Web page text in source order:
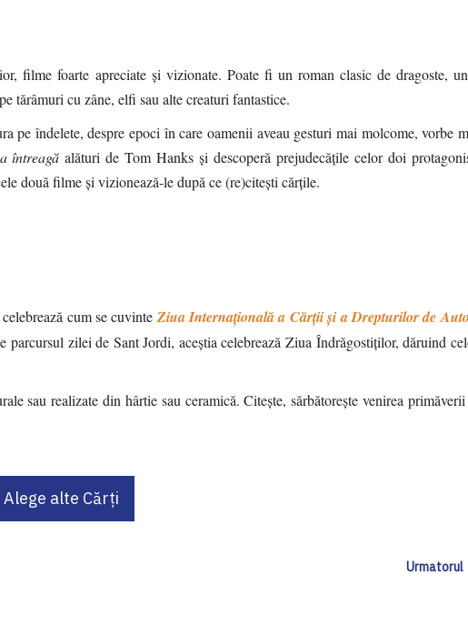
filme foarte apreciate și vizionate. Poate fi un roman clasic de dragoste,
tărâmuri cu zâne, elfi sau alte creaturi fantastice.
pe îndelete, despre epoci în care oamenii aveau gesturi mai molcome, vorbe
întreagă alături de Tom Hanks și descoperă prejudecățile celor doi
două filme și vizionează-le după ce (re)citești cărțile.
cum se cuvinte Ziua Internațională a Cărții și a Drepturilor de
zilei de Sant Jordi, aceștia celebrează Ziua Îndrăgostiților, dăruind
sau realizate din hârtie sau ceramică. Citește, sărbătorește venirea
Alege alte Cărți
Urmatorul